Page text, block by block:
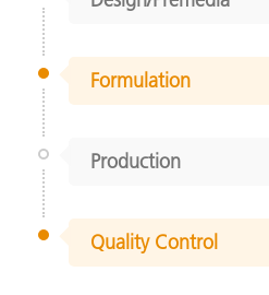
Formulation
Production
Quality Control